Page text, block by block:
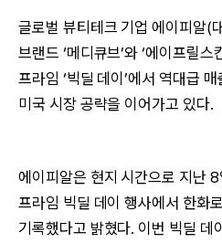
글로벌 뷰티테크 기업 에이피알(
브랜드 ‘메디큐브’와 ‘에이프릴스
프라임 ‘빅딜 데이’에서 역대급
미국 시장 공략을 이어가고 있다.
에이피알은 현지 시간으로 지난
프라임 빅딜 데이 행사에서 한화
기록했다고 밝혔다. 이번 빅딜 데